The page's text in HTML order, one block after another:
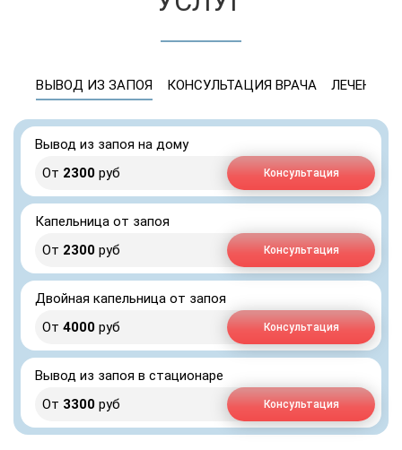
ВЫВОД ИЗ ЗАПОЯ КОНСУЛЬТАЦИЯ ВРАЧА ЛЕЧЕНИЕ
Вывод из запоя на дому
От 2300 руб Консультация
Капельница от запоя
От 2300 руб Консультация
Двойная капельница от запоя
От 4000 руб Консультация
Вывод из запоя в стационаре
От 3300 руб Консультация